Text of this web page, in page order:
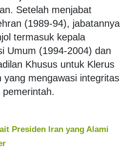
Setelah menjabat
(1989-94), jabatannya
termasuk kepala
Umum (1994-2004) dan
Khusus untuk Klerus
yang mengawasi integritas
pemerintah.
Presiden Iran yang Alami